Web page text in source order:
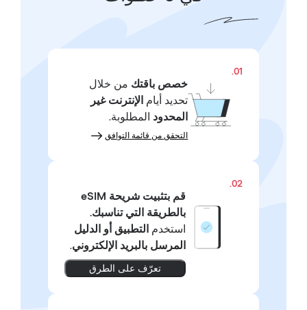
خصص باقتكمن خلال
تحديد أيامالإنترنت غير
المحدودالمطلوبة.
التحقق من قائمة التوافق
قم بتثبيت شريحة eSIM
بالطريقة التي تناسبك.
استخدمالتطبيق أو الدليل
المرسل بالبريد الإلكتروني.
تعرّف على الطرق